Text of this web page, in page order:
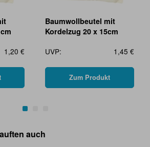
1,20 €
Baumwollbeutel mit
Kordelzug 20 x 15cm
UVP:
1,45 €
Zum Produkt
auch